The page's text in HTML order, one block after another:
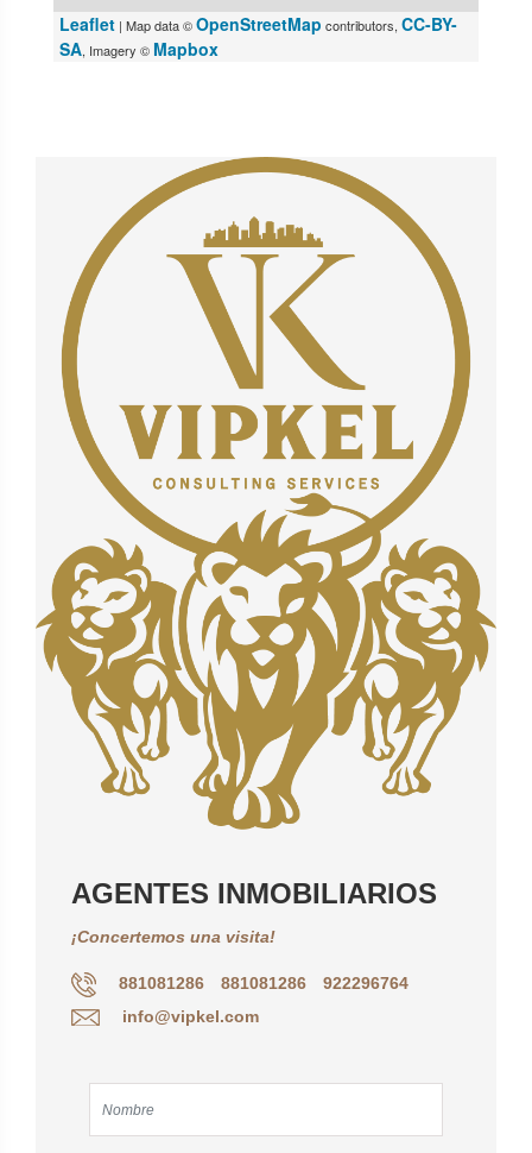
Leaflet | Map data ©OpenStreetMap contributors, CC-BY-
SA, Imagery © Mapbox
AGENTES INMOBILIARIOS
¡Concertemos una visita!
881081286 881081286
922296764
info@vipkel.com